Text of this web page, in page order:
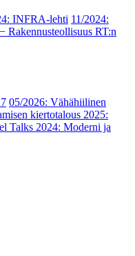
INFRA-lehti 11/2024:
Rakennusteollisuus RT:n
05/2026: Vähähiilinen
kiertotalous 2025:
Talks 2024: Moderni ja